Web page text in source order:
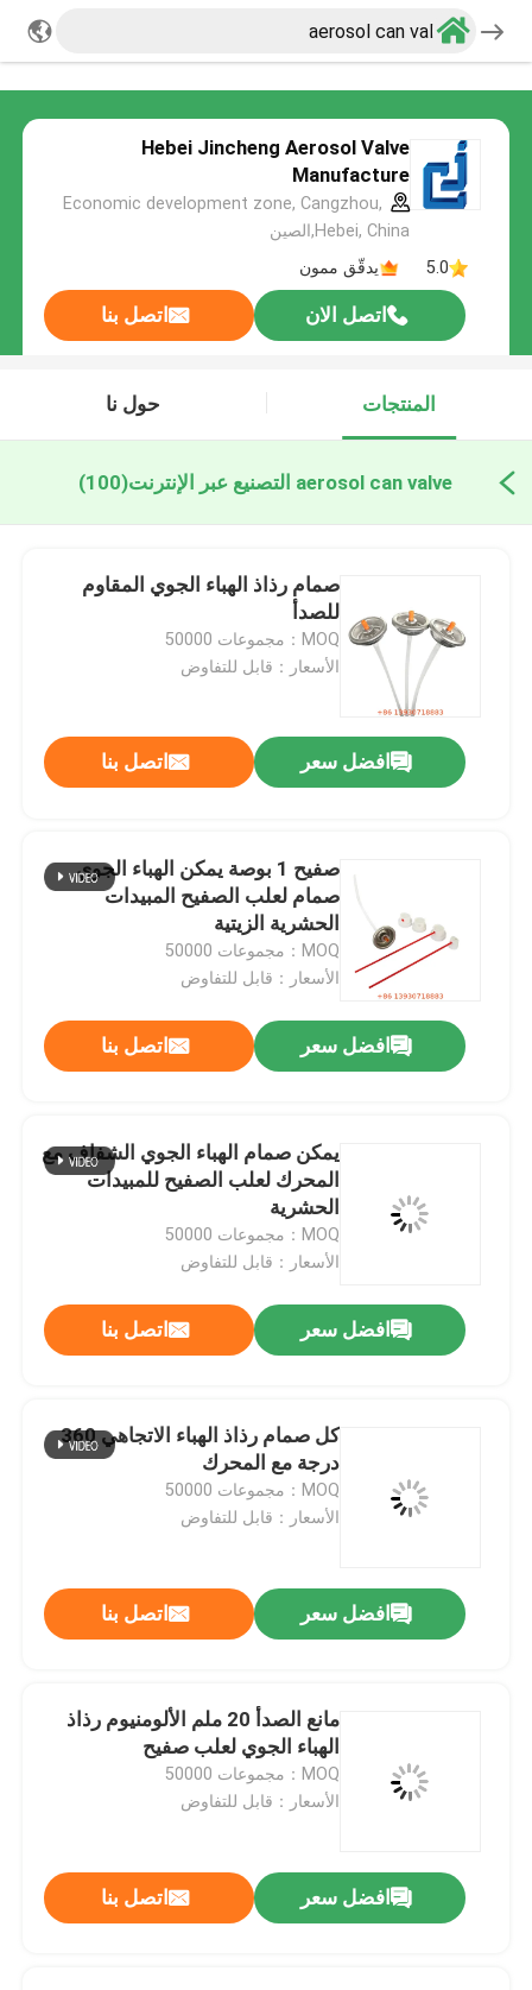
Hebei Jincheng Aerosol Valve
Manufacture
Economic development zone, Cangzhou,
Hebei, China,الصين
5.0
يدقّق ممون
اتصل الان اتصل بنا
المنتجات حول نا
aerosol can valve التصنيع عبر الإنترنت (100)
صمام رذاذ الهباء الجوي المقاوم
للصدأ
MOQ：مجموعات 50000
الأسعار：قابل للتفاوض
افضل سعر اتصل بنا
صفيح 1 بوصة يمكن الهباء الجوي
صمام لعلب الصفيح المبيدات
الحشرية الزيتية
MOQ：مجموعات 50000
الأسعار：قابل للتفاوض
افضل سعر اتصل بنا
يمكن صمام الهباء الجوي الشفاف مع
المحرك لعلب الصفيح للمبيدات
الحشرية
MOQ：مجموعات 50000
الأسعار：قابل للتفاوض
افضل سعر اتصل بنا
كل صمام رذاذ الهباء الاتجاهي 360
درجة مع المحرك
MOQ：مجموعات 50000
الأسعار：قابل للتفاوض
افضل سعر اتصل بنا
مانع الصدأ 20 ملم الألومنيوم رذاذ
الهباء الجوي لعلب صفيح
MOQ：مجموعات 50000
الأسعار：قابل للتفاوض
افضل سعر اتصل بنا